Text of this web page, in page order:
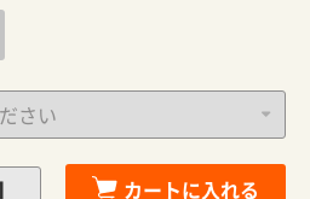
カートに入れる